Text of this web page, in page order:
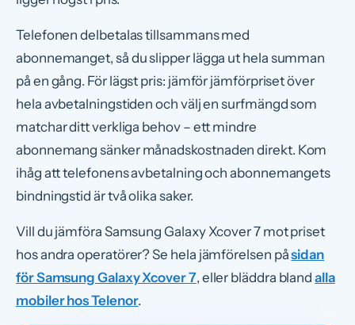
Telefonen delbetalas tillsammans med
abonnemanget, så du slipper lägga ut hela summan
på en gång. För lägst pris: jämför jämförpriset över
hela avbetalningstiden och välj en surfmängd som
matchar ditt verkliga behov – ett mindre
abonnemang sänker månadskostnaden direkt. Kom
ihåg att telefonens avbetalning och abonnemangets
bindningstid är två olika saker.
Vill du jämföra Samsung Galaxy Xcover 7 mot priset
hos andra operatörer? Se hela jämförelsen påsidan
för Samsung Galaxy Xcover 7, eller bläddra blandalla
mobiler hos Telenor.